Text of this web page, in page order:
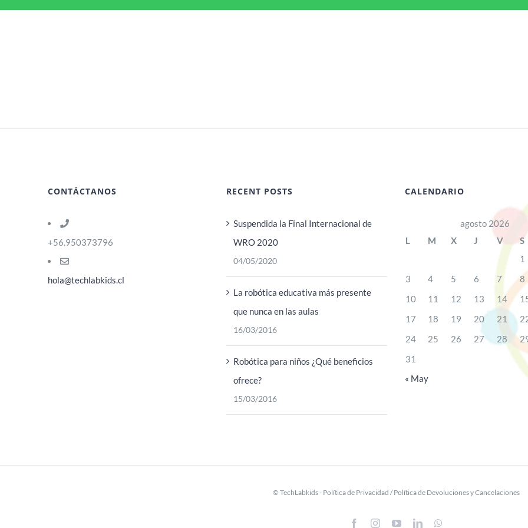
CONTÁCTANOS
+56.950373796
hola@techlabkids.cl
RECENT POSTS
Suspendida la Final Internacional de
WRO 2020
04/05/2020
La robótica educativa más presente
que nunca en las aulas
16/03/2016
Robótica para niños ¿Qué beneficios
ofrece?
15/03/2016
CALENDARIO
agosto 2026
L
M X J V
S
1
3
4 5 6 7
8
10
11 12 13 14
17
18 19 20 21
24
25 26 27 28
31
« May
© TechLabkids - Política de Privacidad /Política de Devoluciones y Cancelaciones
FacebookInstagramYouTubeLinkedIn